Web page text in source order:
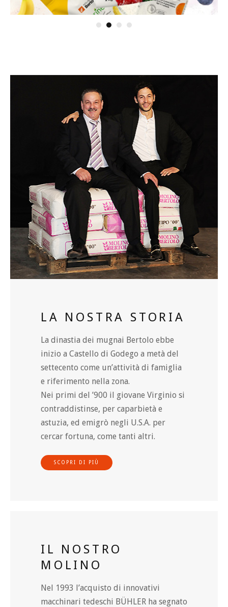
LA NOSTRA STORIA
La dinastia dei mugnai Bertolo ebbe
inizio a Castello di Godego a metà del
settecento come un’attività di famiglia
e riferimento nella zona.
Nei primi del ’900 il giovane Virginio si
contraddistinse, per caparbietà e
astuzia, ed emigrò negli U.S.A. per
cercar fortuna, come tanti altri.
SCOPRI DI PIÙ
IL NOSTRO
MOLINO
Nel 1993 l’acquisto di innovativi
macchinari tedeschi BÜHLER ha segnato